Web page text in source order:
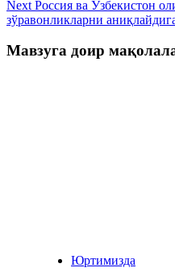
Next Россия ва Ўзбекистон
зўравонликларни
Мавзуга доир
Юртимизда